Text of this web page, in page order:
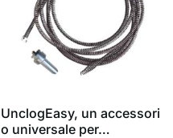
UnclogEasy, un accessori
o universale per…